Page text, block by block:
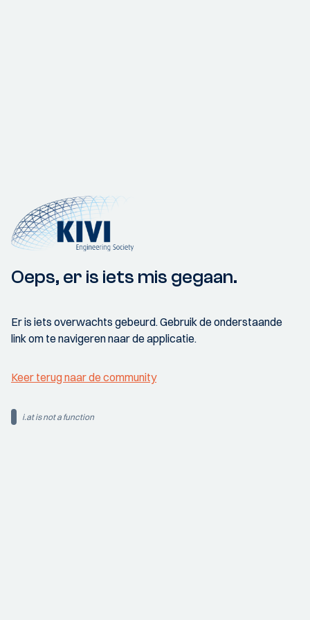
Oeps, er is iets mis gegaan.
Er is iets overwachts gebeurd. Gebruik de onderstaande
link om te navigeren naar de applicatie.
Keer terug naar de community
i.at is not a function